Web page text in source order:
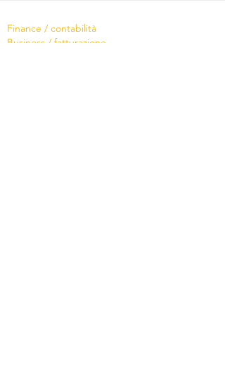
Finance / contabilità
Business / fatturazione